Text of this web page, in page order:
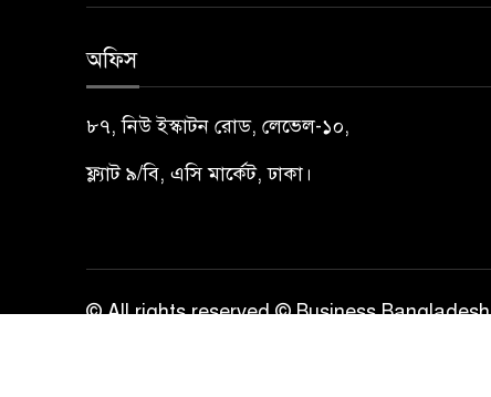
অফিস
৮৭, নিউ ইস্কাটন রোড, লেভেল-১০,
ফ্ল্যাট ৯/বি, এসি মার্কেট, ঢাকা।
© All rights reserved © Business Bangladesh